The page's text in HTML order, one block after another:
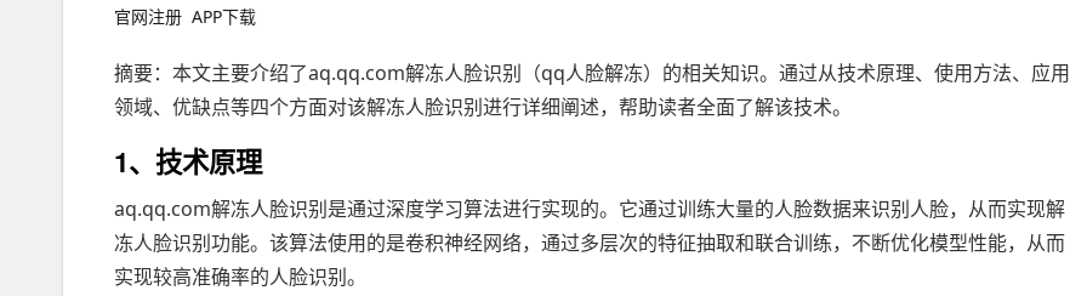
官网注册 APP下载
摘要：本文主要介绍了aq.qq.com解冻人脸识别（qq人脸解冻）的相关知识。通过从技术原理、使用方法、应用
领域、优缺点等四个方面对该解冻人脸识别进行详细阐述，帮助读者全面了解该技术。
1、技术原理
aq.qq.com解冻人脸识别是通过深度学习算法进行实现的。它通过训练大量的人脸数据来识别人脸，从而实现解
冻人脸识别功能。该算法使用的是卷积神经网络，通过多层次的特征抽取和联合训练，不断优化模型性能，从而
实现较高准确率的人脸识别。